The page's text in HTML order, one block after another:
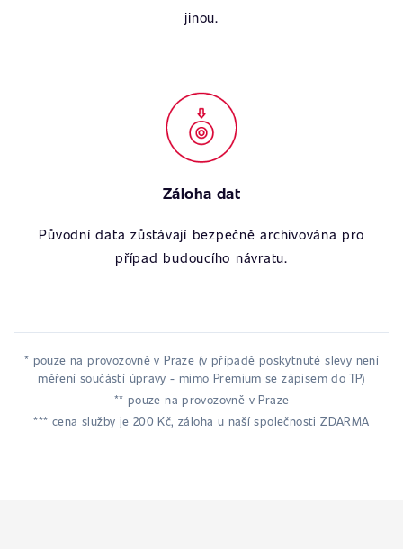
jinou.
Záloha dat
Původní data zůstávají bezpečně archivována pro
případ budoucího návratu.
* pouze na provozovně v Praze (v případě poskytnuté slevy není
měření součástí úpravy - mimo Premium se zápisem do TP)
** pouze na provozovně v Praze
*** cena služby je 200 Kč, záloha u naší společnosti ZDARMA